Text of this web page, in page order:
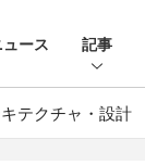
ュース 記事
テクチャ・設計